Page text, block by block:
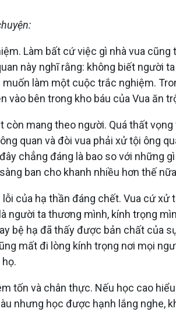
Làm bất cứ việc gì nhà vua
này nghĩ rằng: không biết người
làm một cuộc trắc nghiệm.
vào bên trong kho báu của Vua ăn
mang theo người. Quá thất
quan và đòi vua phải xử tội ông
chẳng đáng là bao so với những
ban cho khanh nhiều hơn thế
lỗi của hạ thần đáng chết. Vua cứ
người ta thương mình, kính trọng
bệ hạ đã thấy được bản chất của
mất đi lòng kính trọng nơi mọi
tốn và chân thực. Nếu học cao
nhưng học được hạnh lắng